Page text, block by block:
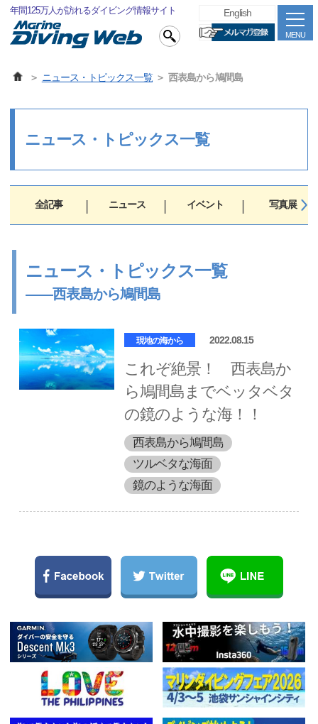
年間125万人が訪れるダイビング情報サイト
MENU
English
ニュース・トピックス一覧 西表島から鳩間島
ニュース・トピックス一覧
全記事 ニュース イベント 写真展
ニュース・トピックス一覧
――西表島から鳩間島
現地の海から 2022.08.15
これぞ絶景！ 西表島か
ら鳩間島までベッタベタ
の鏡のような海！！
西表島から鳩間島
ツルベタな海面
鏡のような海面